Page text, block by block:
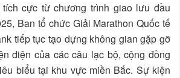
cực từ chương trình giao lưu đầu
Ban tổ chức Giải Marathon Quốc tế
tiếp tục tạo dựng không gian gặp gỡ
diện của các câu lạc bộ, cộng đồng
biểu tại khu vực miền Bắc. Sự kiện